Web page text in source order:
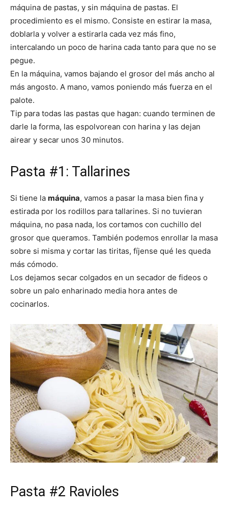
máquina de pastas, y sin máquina de pastas. El
procedimiento es el mismo. Consiste en estirar la masa,
doblarla y volver a estirarla cada vez más fino,
intercalando un poco de harina cada tanto para que no se
pegue.
En la máquina, vamos bajando el grosor del más ancho al
más angosto. A mano, vamos poniendo más fuerza en el
palote.
Tip para todas las pastas que hagan: cuando terminen de
darle la forma, las espolvorean con harina y las dejan
airear y secar unos 30 minutos.
Pasta #1: Tallarines
Si tiene la máquina, vamos a pasar la masa bien fina y
estirada por los rodillos para tallarines. Si no tuvieran
máquina, no pasa nada, los cortamos con cuchillo del
grosor que queramos. También podemos enrollar la masa
sobre si misma y cortar las tiritas, fíjense qué les queda
más cómodo.
Los dejamos secar colgados en un secador de fideos o
sobre un palo enharinado media hora antes de
cocinarlos.
Pasta #2 Ravioles